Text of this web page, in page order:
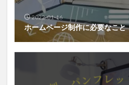
2022-01-16
ホームページ制作に必要なこと